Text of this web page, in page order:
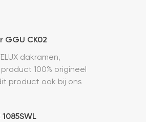
GGU CK02
dakramen,
100% origineel
product ook bij ons